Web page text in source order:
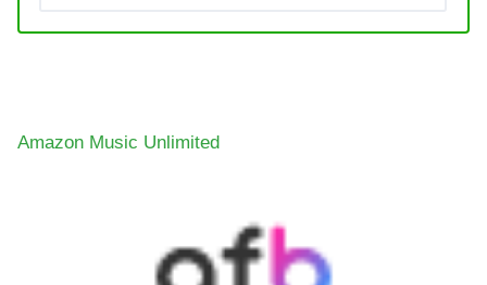
Amazon Music Unlimited